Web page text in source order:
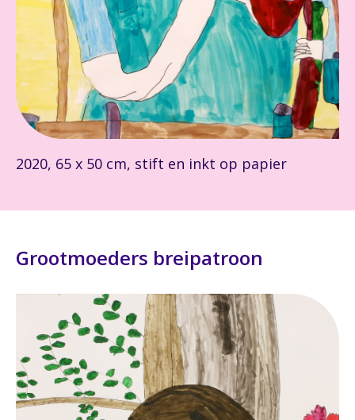
2020, 65 x 50 cm, stift en inkt op papier
Grootmoeders breipatroon